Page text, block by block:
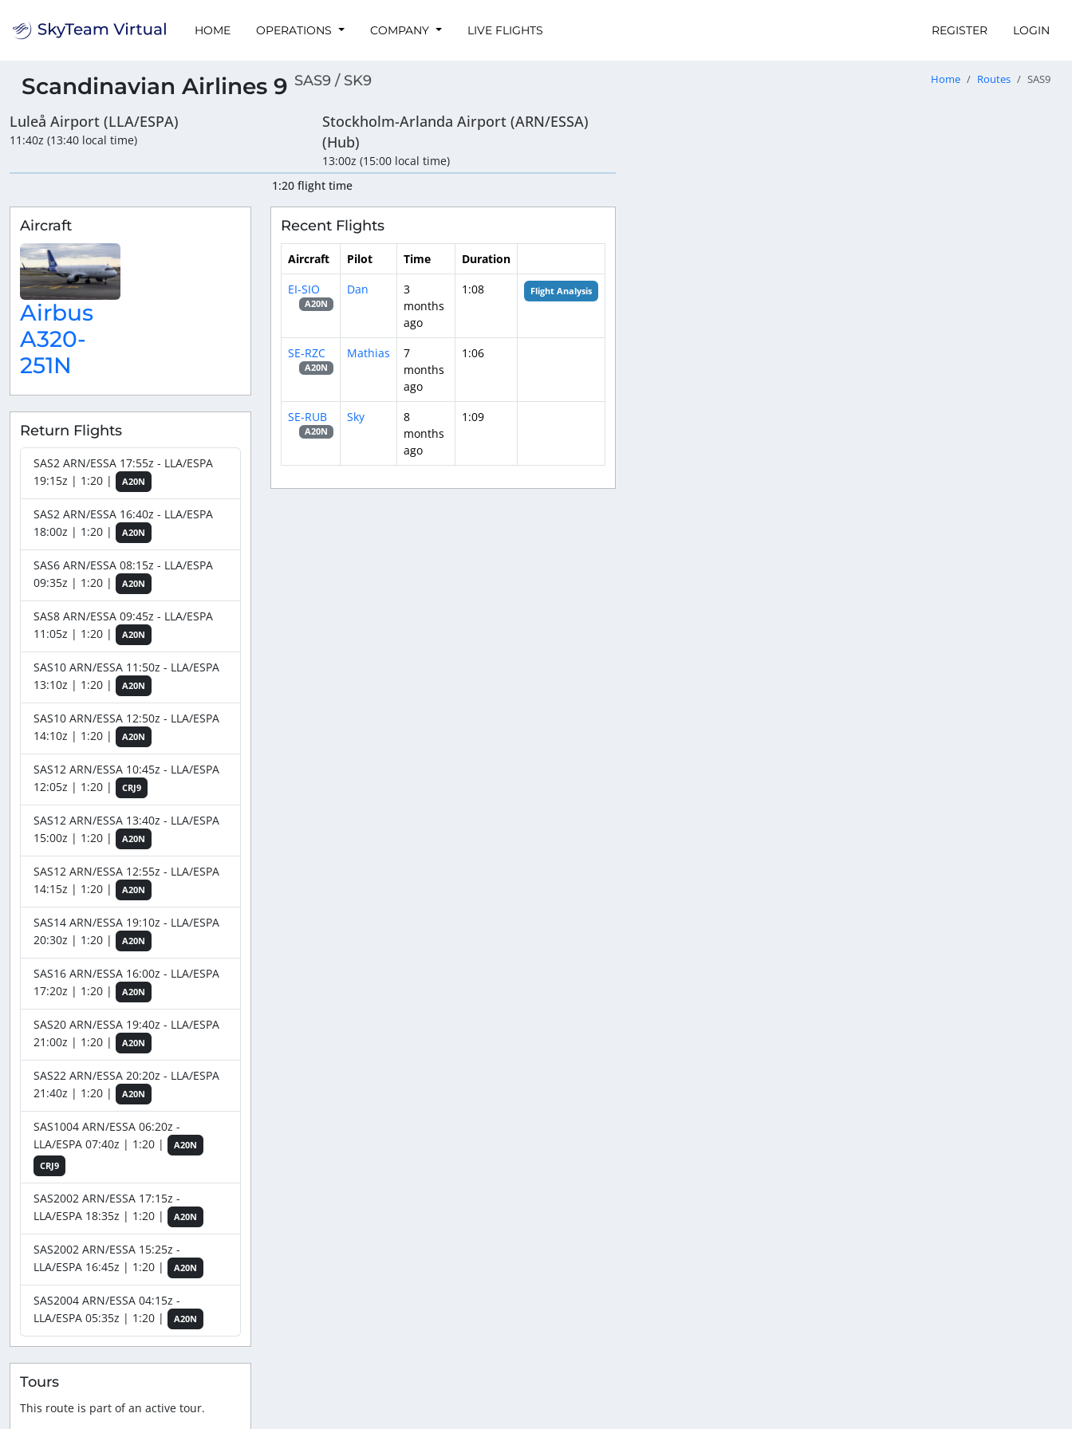
HOME OPERATIONS COMPANY LIVE FLIGHTS REGISTER LOGIN
Scandinavian Airlines 9 SAS9 / SK9 Home Routes SAS9
Luleå Airport (LLA/ESPA)
11:40z (13:40 local time)
Stockholm-Arlanda Airport (ARN/ESSA)
(Hub)
13:00z (15:00 local time)
1:20 flight time
Aircraft
Airbus
A320-
251N
Return Flights
SAS2 ARN/ESSA 17:55z - LLA/ESPA
19:15z | 1:20 |
A20N
SAS2 ARN/ESSA 16:40z - LLA/ESPA
18:00z | 1:20 |
A20N
SAS6 ARN/ESSA 08:15z - LLA/ESPA
09:35z | 1:20 |
A20N
SAS8 ARN/ESSA 09:45z - LLA/ESPA
11:05z | 1:20 |
A20N
SAS10 ARN/ESSA 11:50z - LLA/ESPA
13:10z | 1:20 |
A20N
SAS10 ARN/ESSA 12:50z - LLA/ESPA
14:10z | 1:20 |
A20N
SAS12 ARN/ESSA 10:45z - LLA/ESPA
12:05z | 1:20 |
CRJ9
SAS12 ARN/ESSA 13:40z - LLA/ESPA
15:00z | 1:20 |
A20N
SAS12 ARN/ESSA 12:55z - LLA/ESPA
14:15z | 1:20 |
A20N
SAS14 ARN/ESSA 19:10z - LLA/ESPA
20:30z | 1:20 |
A20N
SAS16 ARN/ESSA 16:00z - LLA/ESPA
17:20z | 1:20 |
A20N
SAS20 ARN/ESSA 19:40z - LLA/ESPA
21:00z | 1:20 |
A20N
SAS22 ARN/ESSA 20:20z - LLA/ESPA
21:40z | 1:20 |
A20N
SAS1004 ARN/ESSA 06:20z -
LLA/ESPA 07:40z | 1:20 |
A20N
CRJ9
SAS2002 ARN/ESSA 17:15z -
LLA/ESPA 18:35z | 1:20 |
A20N
SAS2002 ARN/ESSA 15:25z -
LLA/ESPA 16:45z | 1:20 |
A20N
SAS2004 ARN/ESSA 04:15z -
LLA/ESPA 05:35z | 1:20 |
A20N
Tours
This route is part of an active tour.
Recent Flights
Aircraft Pilot Time
Duration
EI-SIO
A20N
Dan
3
months
ago
1:08 Flight Analysis
SE-RZC
A20N
Mathias
7
months
ago
1:06
SE-RUB
A20N
Sky
8
months
ago
1:09